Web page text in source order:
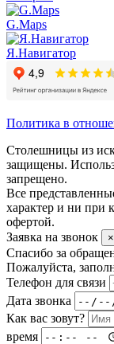
G.Maps
Я.Навигатор
Политика в
Столешницы из
защищены.
запрещено.
Все
характер и ни при
офертой.
Заявка на звонок
×
Спасибо за
Пожалуйста,
Телефон для связи
Дата звонка
Как вас зовут?
время